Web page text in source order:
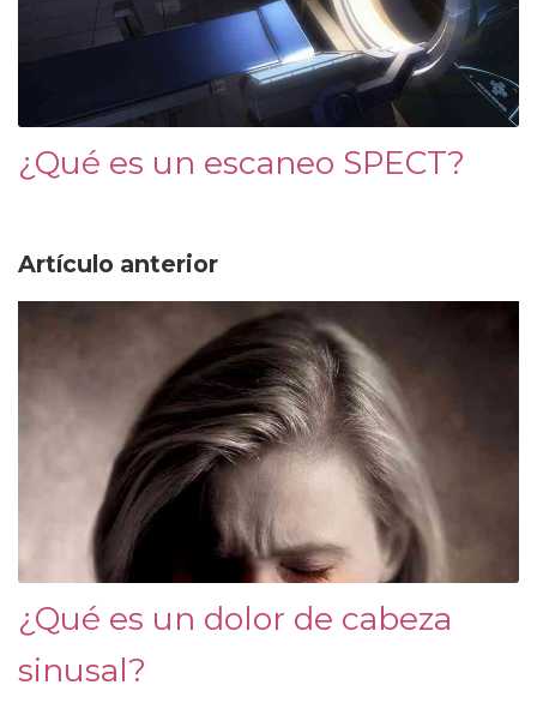
¿Qué es un escaneo SPECT?
Artículo anterior
¿Qué es un dolor de cabeza
sinusal?